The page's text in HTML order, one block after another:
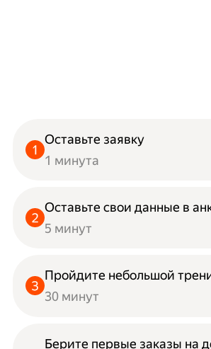
Оставьте заявку
1 минута
Оставьте свои данные в
5 минут
Пройдите небольшой
30 минут
Берите первые заказы на